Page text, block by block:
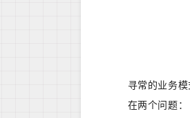
寻常的业务
在两个问题